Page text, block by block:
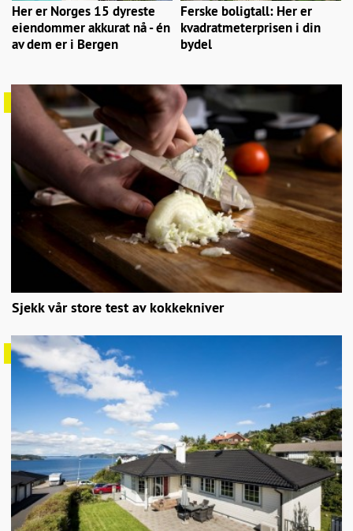
Her er Norges 15 dyreste
eiendommer akkurat nå - én
av dem er i Bergen
Ferske boligtall: Her er
kvadratmeterprisen i din
bydel
Sjekk vår store test av kokkekniver